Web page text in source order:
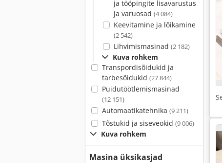
ja tööpingite lisavarustus
ja varuosad (4 084)
Keevitamine ja lõikamine
(2 542)
Lihvimismasinad (2 182)
Kuva rohkem
Transpordisõidukid ja
tarbesõidukid (27 844)
Puidutöötlemismasinad
(12 151)
Automaatikatehnika (9 211)
Tõstukid ja siseveokid (9 006)
Kuva rohkem
Masina üksikasjad